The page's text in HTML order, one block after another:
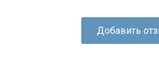
Добавить